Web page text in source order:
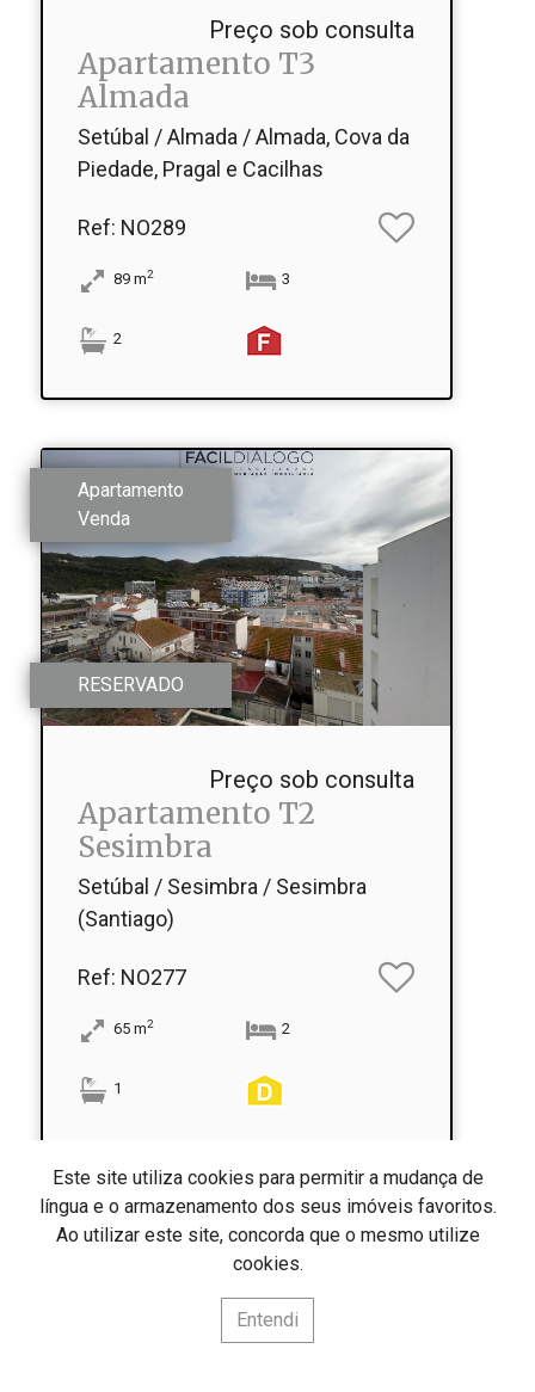
Este site utiliza cookies para permitir a mudança de
língua e o armazenamento dos seus imóveis favoritos.
Ao utilizar este site, concorda que o mesmo utilize
cookies.
Entendi
Preço sob consulta
Apartamento T3
Almada
Setúbal / Almada / Almada, Cova da
Piedade, Pragal e Cacilhas
Ref: NO289
89m2 3
2
Apartamento
Venda
RESERVADO
Preço sob consulta
Apartamento T2
Sesimbra
Setúbal / Sesimbra / Sesimbra
(Santiago)
Ref: NO277
65m2 2
1
1 2 3 4